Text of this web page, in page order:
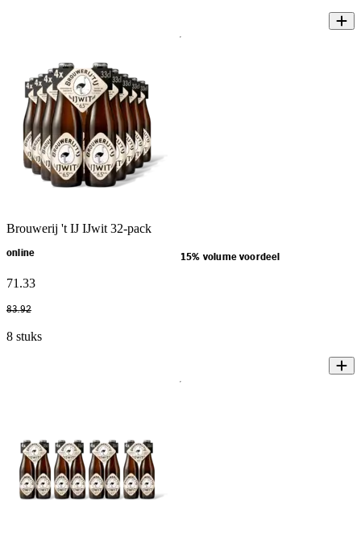
Brouwerij 't IJ IJwit 32-pack
online 15% volume voordeel
71 .33
83.92
8 stuks